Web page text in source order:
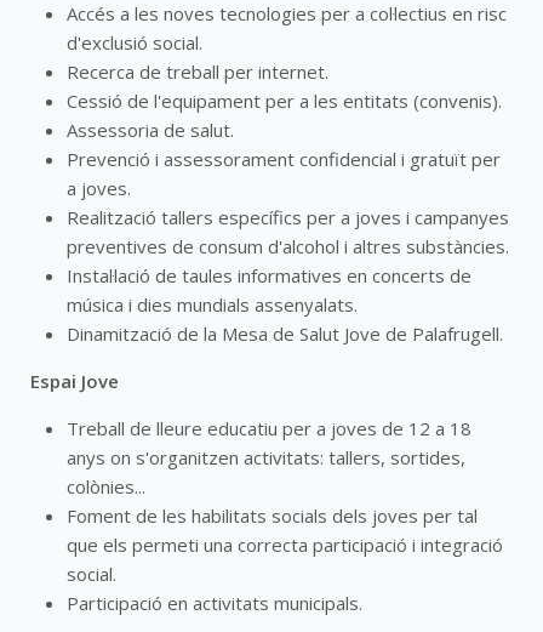
Accés a les noves tecnologies per a col·lectius en risc
d'exclusió social.
Recerca de treball per internet.
Cessió de l'equipament per a les entitats (convenis).
Assessoria de salut.
Prevenció i assessorament confidencial i gratuït per
a joves.
Realització tallers específics per a joves i campanyes
preventives de consum d'alcohol i altres substàncies.
Instal·lació de taules informatives en concerts de
música i dies mundials assenyalats.
Dinamització de la Mesa de Salut Jove de Palafrugell.
Espai Jove
Treball de lleure educatiu per a joves de 12 a 18
anys on s'organitzen activitats: tallers, sortides,
colònies...
Foment de les habilitats socials dels joves per tal
que els permeti una correcta participació i integració
social.
Participació en activitats municipals.